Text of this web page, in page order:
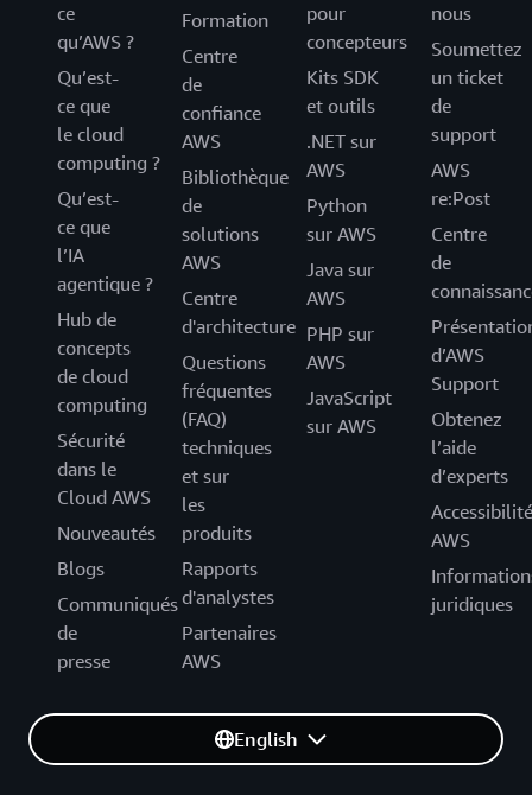
ce
qu’AWS ?
Qu’est-
ce que
le cloud
computing ?
Qu’est-
ce que
l’IA
agentique ?
Hub de
concepts
de cloud
computing
Sécurité
dans le
Cloud AWS
Nouveautés
Blogs
Communiqués
de
presse
Formation
Centre
de
confiance
AWS
Bibliothèque
de
solutions
AWS
Centre
d'architecture
Questions
fréquentes
(FAQ)
techniques
et sur
les
produits
Rapports
d'analystes
Partenaires
AWS
pour
concepteurs
Kits SDK
et outils
.NET sur
AWS
Python
sur AWS
Java sur
AWS
PHP sur
AWS
JavaScript
sur AWS
nous
Soumettez
un ticket
de
support
AWS
re:Post
Centre
de
d’AWS
Support
Obtenez
l’aide
d’experts
Accessibilité
AWS
juridiques
English